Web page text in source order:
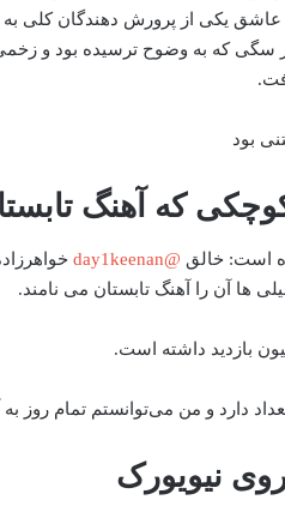
عاشق یکی از پرورش دهندگان کلی
سگی که به وضوح ترسیده بود و
بود
است: خالق @day1keenan
ها آن را آهنگ تابستان می نامند.
دارد و من می‌توانستم تمام روز